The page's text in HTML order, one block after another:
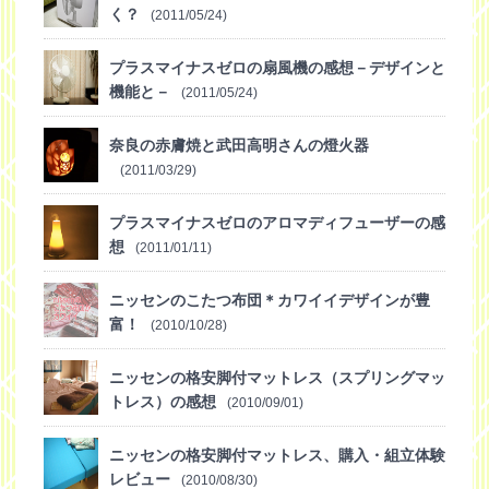
く？
(2011/05/24)
プラスマイナスゼロの扇風機の感想－デザインと
機能と－
(2011/05/24)
奈良の赤膚焼と武田高明さんの燈火器
(2011/03/29)
プラスマイナスゼロのアロマディフューザーの感
想
(2011/01/11)
ニッセンのこたつ布団＊カワイイデザインが豊
富！
(2010/10/28)
ニッセンの格安脚付マットレス（スプリングマッ
トレス）の感想
(2010/09/01)
ニッセンの格安脚付マットレス、購入・組立体験
レビュー
(2010/08/30)